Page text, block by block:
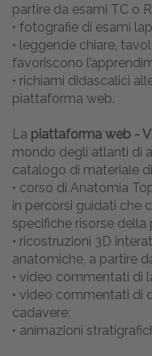
partire da esami TC o
• fotografie di esami
• leggende chiare,
favoriscono
• richiami didascalici
piattaforma web.
La piattaforma web -
mondo degli atlanti di
catalogo di materiale
• corso di Anatomia
in percorsi guidati che
specifiche risorse
• ricostruzioni 3D
anatomiche, a partire
• video commentati di
• video commentati di
cadavere;
• animazioni